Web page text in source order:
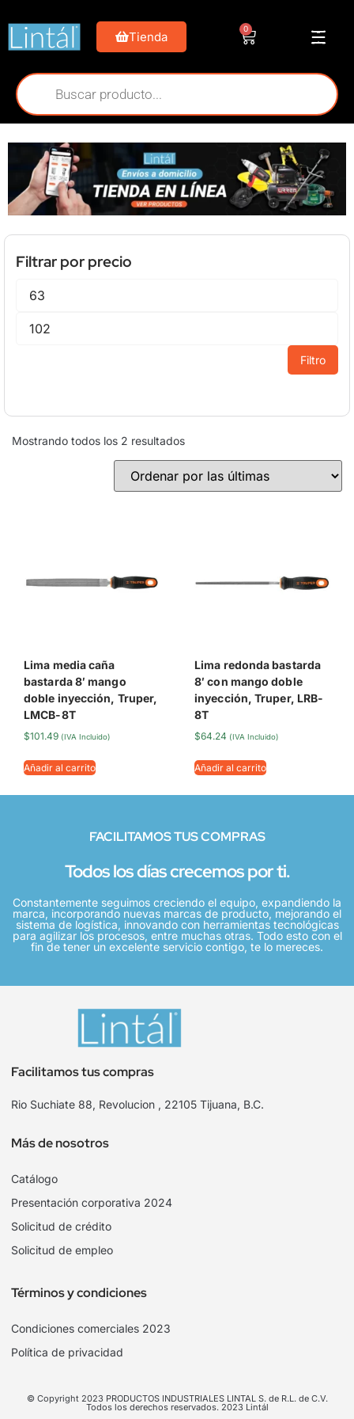
Tienda
0
Filtrar por precio
Filtro
Mostrando todos los 2 resultados
Lima media caña
bastarda 8′ mango
doble inyección, Truper,
LMCB-8T
$101.49 (IVA Incluido)
Añadir al carrito
Lima redonda bastarda
8′ con mango doble
inyección, Truper, LRB-
8T
$64.24 (IVA Incluido)
Añadir al carrito
FACILITAMOS TUS COMPRAS
Todos los días crecemos por ti.
Constantemente seguimos creciendo el equipo, expandiendo la
marca, incorporando nuevas marcas de producto, mejorando el
sistema de logística, innovando con herramientas tecnológicas
para agilizar los procesos, entre muchas otras. Todo esto con el
fin de tener un excelente servicio contigo, te lo mereces.
Facilitamos tus compras
Rio Suchiate 88, Revolucion , 22105 Tijuana, B.C.
Más de nosotros
Catálogo
Presentación corporativa 2024
Solicitud de crédito
Solicitud de empleo
Términos y condiciones
Condiciones comerciales 2023
Política de privacidad
© Copyright 2023 PRODUCTOS INDUSTRIALES LINTAL S. de R.L. de C.V.
Todos los derechos reservados. 2023 Lintál